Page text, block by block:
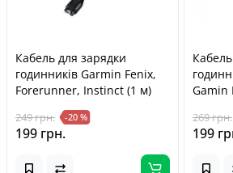
Кабель для зарядки
годинників Garmin Fenix,
Forerunner, Instinct (1 м)
249 грн. -20 %
199 грн.
Gamin
269 грн.
199